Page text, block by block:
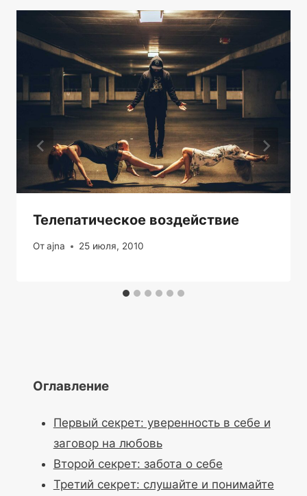
Телепатическое воздействие
Отajna 25 июля, 2010
Оглавление
Первый секрет: уверенность в себе и
заговор на любовь
Второй секрет: забота о себе
Третий секрет: слушайте и понимайте